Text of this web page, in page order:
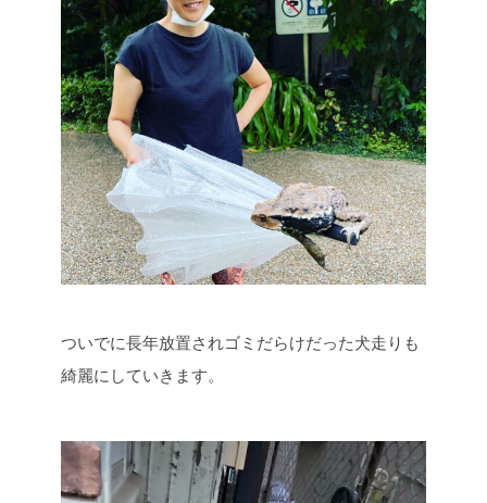
ついでに長年放置されゴミだらけだった犬走りも
綺麗にしていきます。